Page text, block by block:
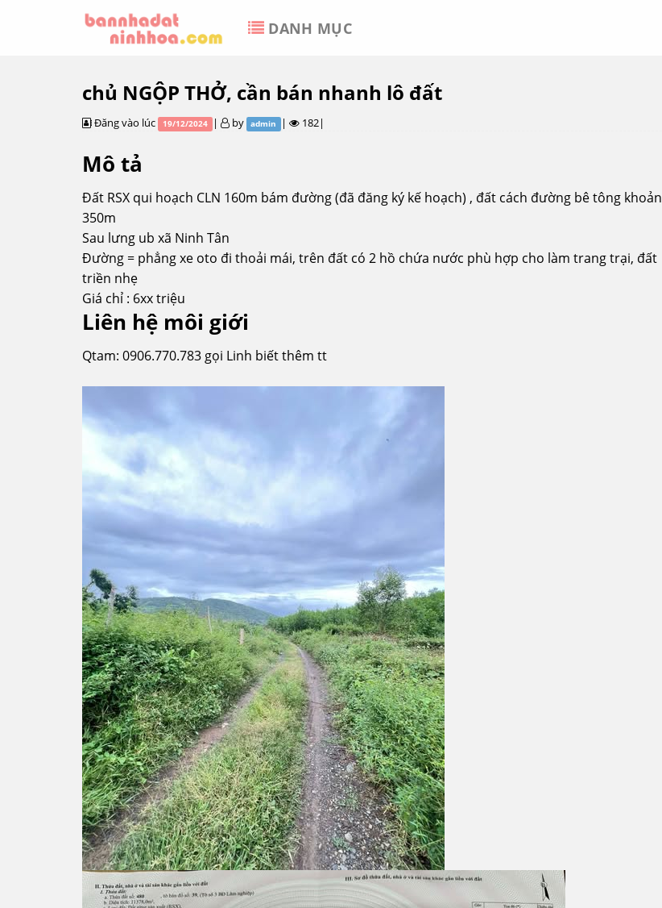
DANH MỤC
chủ NGỘP THỞ, cần bán nhanh lô đất
Đăng vào lúc 19/12/2024 | by admin | 182|
Mô tả
Đất RSX qui hoạch CLN 160m bám đường (đã đăng ký kế hoạch) , đất cách đường bê tông khoản
350m
Sau lưng ub xã Ninh Tân
Đường = phẳng xe oto đi thoải mái, trên đất có 2 hồ chứa nước phù hợp cho làm trang trại, đất
triền nhẹ
Giá chỉ : 6xx triệu
Liên hệ môi giới
Qtam: 0906.770.783 gọi Linh biết thêm tt